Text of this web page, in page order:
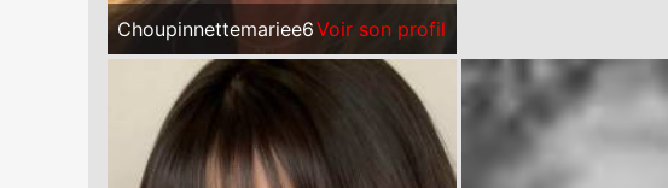
Choupinnettemariee6Voir son profil